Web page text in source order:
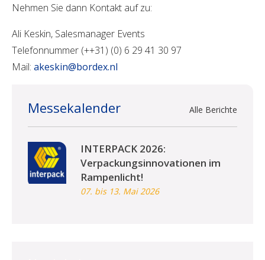
Nehmen Sie dann Kontakt auf zu:
Ali Keskin, Salesmanager Events
Telefonnummer (++31) (0) 6 29 41 30 97
Mail: akeskin@bordex.nl
Messekalender Alle Berichte
INTERPACK 2026:
Verpackungsinnovationen im
Rampenlicht!
07. bis 13. Mai 2026